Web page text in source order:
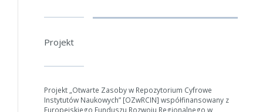
Projekt
Projekt „Otwarte Zasoby w Repozytorium Cyfrowe
Instytutów Naukowych” [OZwRCIN] współfinansowany z
Europejskiego Funduszu Rozwoju Regionalnego w